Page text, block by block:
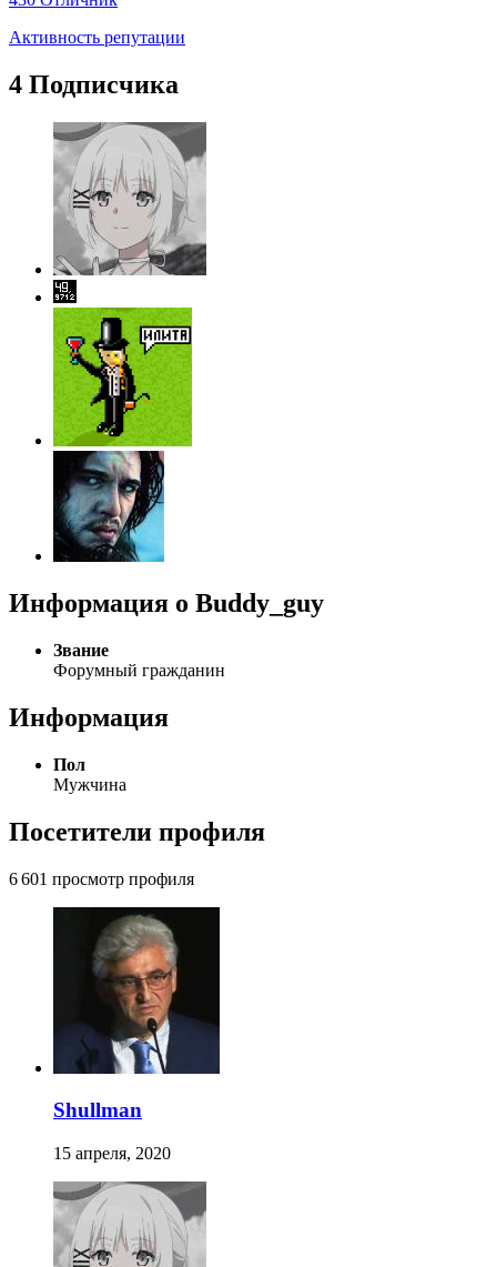
Активность репутации
4 Подписчика
Информация о Buddy_guy
Звание
Форумный гражданин
Информация
Пол
Мужчина
Посетители профиля
6 601 просмотр профиля
Shullman
15 апреля, 2020